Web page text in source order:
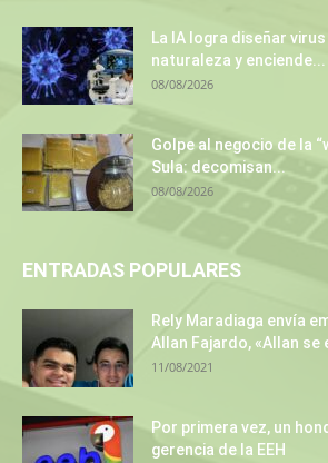
La IA logra diseñar
naturaleza y enciende...
08/08/2026
Golpe al negocio de la
Sula: decomisan...
08/08/2026
ENTRADAS POPULARES
Rely Maradiaga envía
Allan Fajardo, «Allan se
11/08/2021
Por primera vez, un
gerencia de la EEH